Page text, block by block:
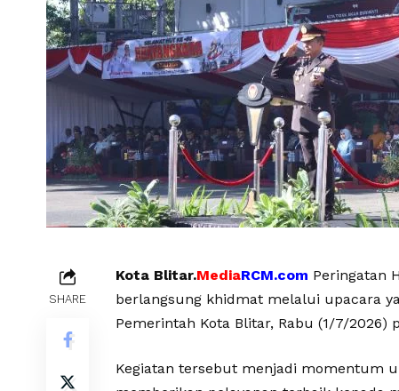
SHARE
Kota Blitar.MediaRCM.com Peringatan
berlangsung khidmat melalui upacara
Pemerintah Kota Blitar, Rabu (1/7/2026)
Kegiatan tersebut menjadi momentum